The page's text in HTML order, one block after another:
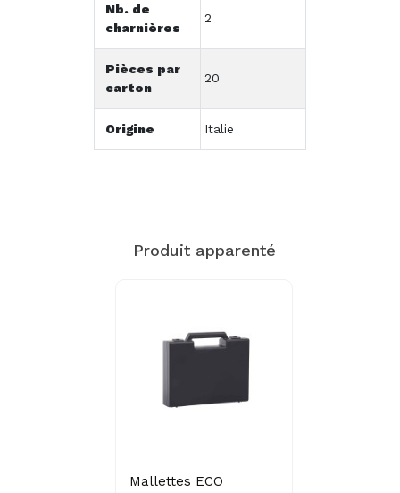
Nb. de
charnières
2
Pièces par
carton
20
Origine Italie
Produit apparenté
Mallettes ECO